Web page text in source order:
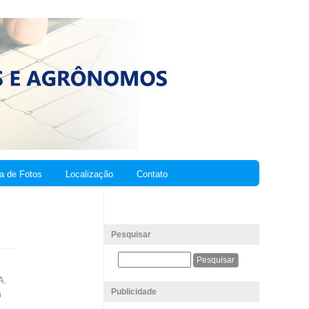
de Fotos Localização Contato
Pesquisar
Publicidade